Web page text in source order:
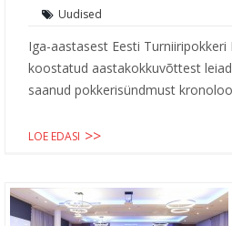
Uudised
Iga-aastasest Eesti
koostatud aastakokkuvõttest
saanud pokkerisündmust
LOE EDASI